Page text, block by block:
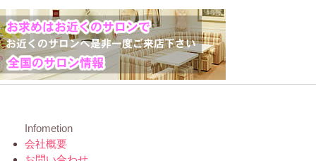
Infometion
会社概要